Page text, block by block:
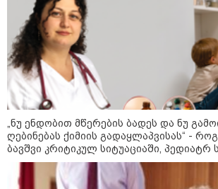
შემდეგ:
სტილისტის 8
აუცილებელი
მსოფლიო
„ნუ ენდობით მწერების ბადეს და ნუ
ღებინებას ქიმიის გადაყლაპვისას“ -
ბავშვი კრიტიკულ სიტუაციაში, პედიატრ
ახვლედიანის რჩევები